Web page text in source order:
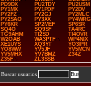
PD9DX
PU2TDY
PU2USM
PY1MX
PY1PDF
PY2DV
PY2FZ
PY2GJ
PY2MLC
PY2SAO
PY3XX
PY4WRG
PY6KR
SP2MEF
SP6SR
SQ4O
SQ9SF
TA4RC
TG9AHM
TI2SD
TI4OVR
W2OAB
WA3PTF
WP4NIX
XE1UYS
XQ3YT
YO3IPR
YO8WW
YV5JF
YV5MCN
YV5MHX
YV7BMZ
Z34Z
Z35F
ZL3SSB
Buscar usuarios